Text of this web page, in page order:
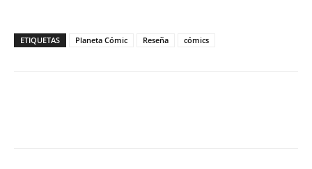
ETIQUETAS Planeta Cómic Reseña cómics